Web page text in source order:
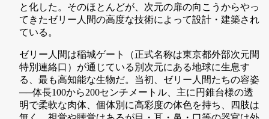
と化した。そのほとんどが、次元の扉の向こうからやっ
てきたゼリー人間の高度な技術によって設計・建築され
ている。
ゼリー人間は稲城ゲート（正式名称は東京都外部次元間
特別連絡口）が通じている別次元にある地球に生息す
る、最も高知能な生物だ。当初、ゼリー人間たちの容姿
──体長100から200センチメートル、主に円錐台様の透
明で柔軟な肉体、個体別に高彩度の体色を持ち、四肢は